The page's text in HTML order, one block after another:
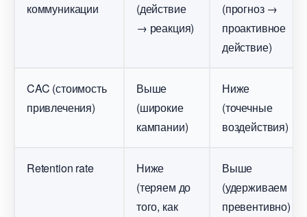
коммуникации
(действие
→ реакция)
(прогноз →
проактивное
действие)
CAC (стоимость
привлечения)
ыше
(широкие
кампании)
Ниже
(точечные
оздействия)
Retention rate
Ниже
(теряем до
того, как
ыше
(удерживаем
превентивно)